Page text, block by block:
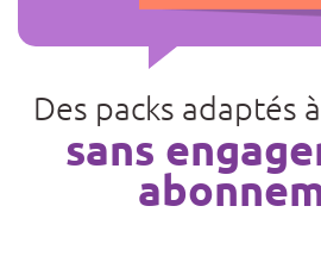
Des packs adaptés
sans